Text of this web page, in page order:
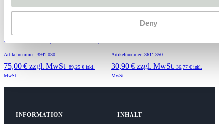
Deny
Strahlkabinen (VPE = 5 Stück)
Artikelnummer: 3941.030
75,00 € zzgl. MwSt. 89,25 € inkl.
MwSt.
Artikelnummer: 3611.350
30,90 € zzgl. MwSt. 36,77 € inkl.
MwSt.
INFORMATION INHALT